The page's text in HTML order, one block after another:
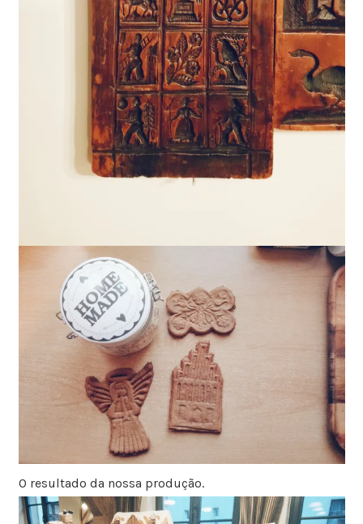
O resultado da nossa produção.